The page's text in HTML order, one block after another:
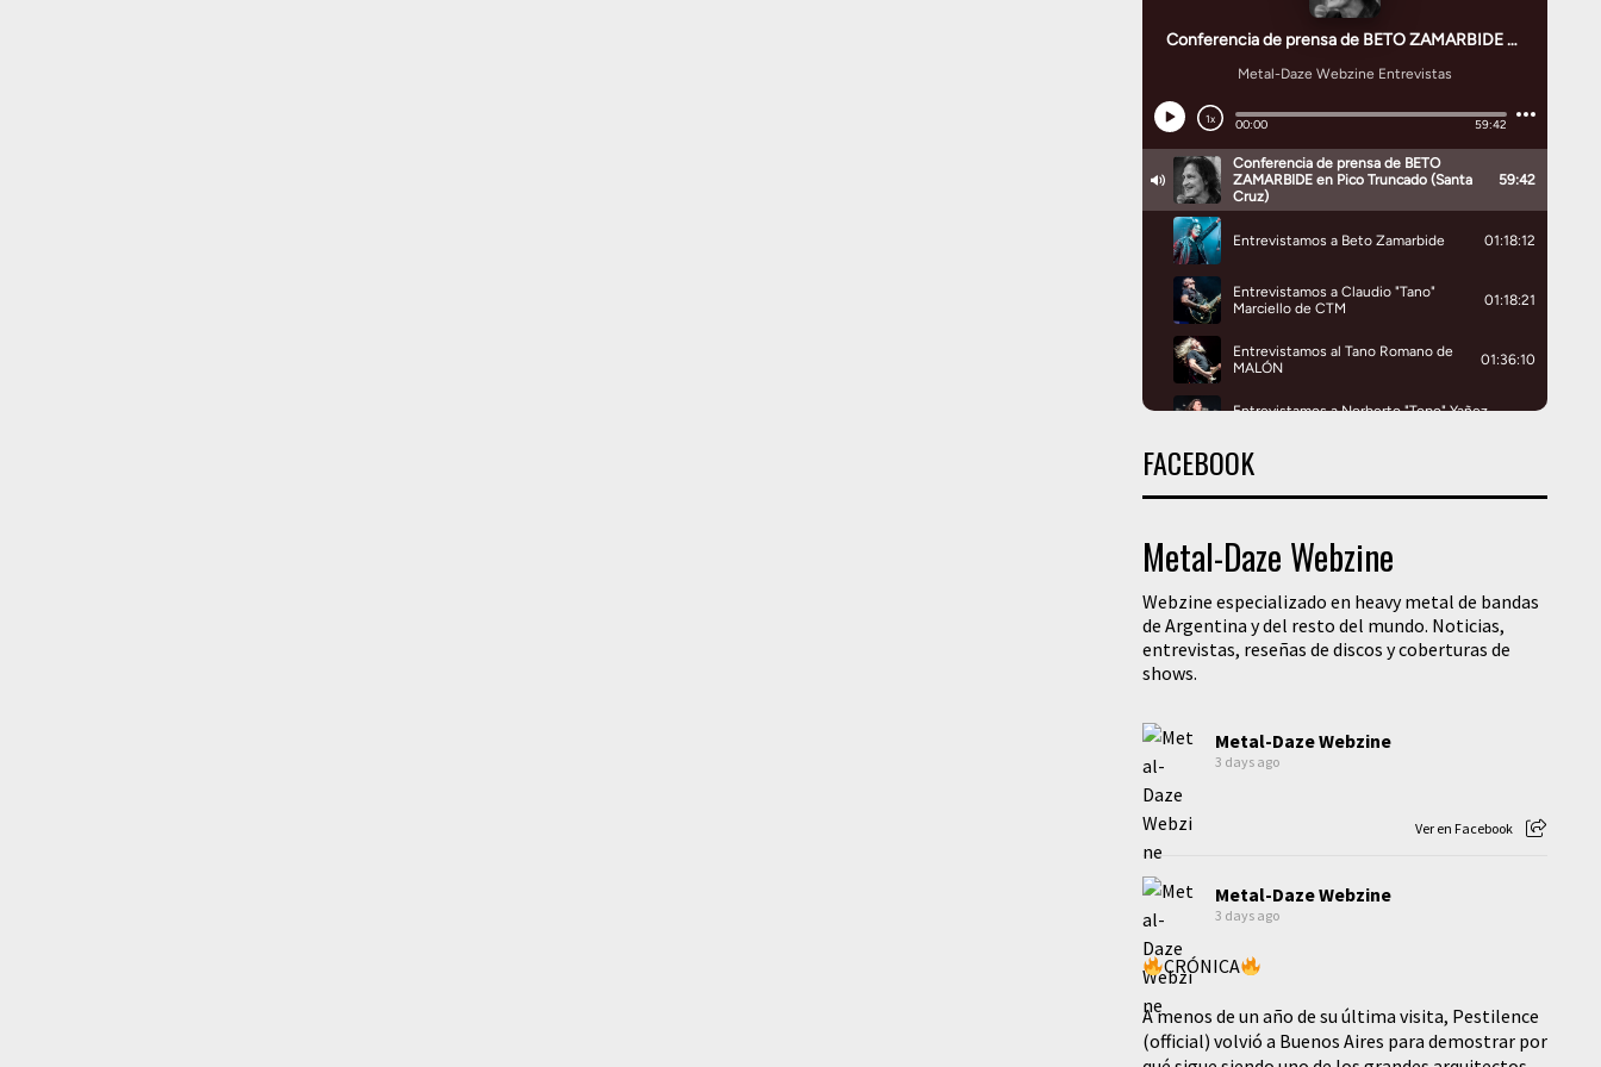
FACEBOOK
Metal-Daze Webzine
Webzine especializado en heavy metal de bandas
de Argentina y del resto del mundo. Noticias,
entrevistas, reseñas de discos y coberturas de
shows.
Metal-Daze Webzine
3 days ago
Ver en Facebook
Metal-Daze Webzine
3 days ago
CRÓNICA
A menos de un año de su última visita, Pestilence
(official) volvió a Buenos Aires para demostrar por